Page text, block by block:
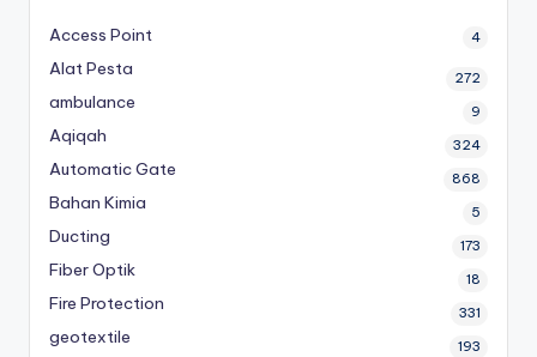
Access Point 4
Alat Pesta 272
ambulance 9
Aqiqah 324
Automatic Gate 868
Bahan Kimia 5
Ducting 173
Fiber Optik 18
Fire Protection 331
geotextile 193